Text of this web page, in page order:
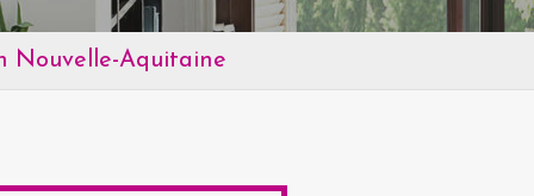
Nouvelle-Aquitaine